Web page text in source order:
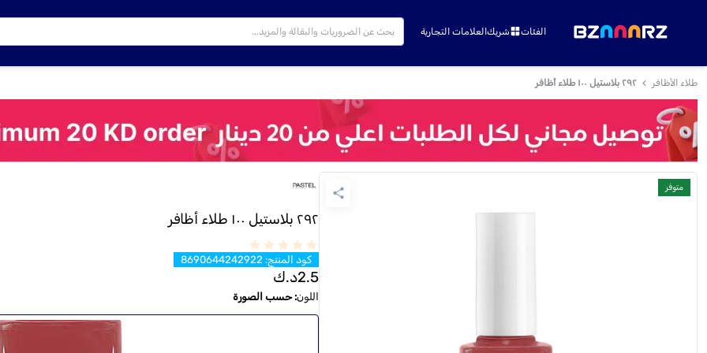
الفئات شريكالعلامات التجارية
طلاء الأظافر ٢٩٢ بلاستيل ١٠٠ طلاء أظافر
متوفر
٢٩٢ بلاستيل ١٠٠ طلاء أظافر
كود المنتج:
8690644242922
2.5د.ك
اللون:حسب الصورة